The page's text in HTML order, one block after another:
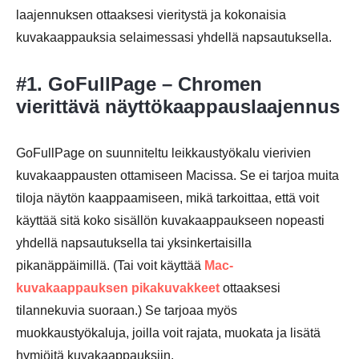
laajennuksen ottaaksesi vieritystä ja kokonaisia
kuvakaappauksia selaimessasi yhdellä napsautuksella.
#1. GoFullPage – Chromen
vierittävä näyttökaappauslaajennus
GoFullPage on suunniteltu leikkaustyökalu vierivien
kuvakaappausten ottamiseen Macissa. Se ei tarjoa muita
tiloja näytön kaappaamiseen, mikä tarkoittaa, että voit
käyttää sitä koko sisällön kuvakaappaukseen nopeasti
yhdellä napsautuksella tai yksinkertaisilla
pikanäppäimillä. (Tai voit käyttää Mac-
kuvakaappauksen pikakuvakkeet ottaaksesi
tilannekuvia suoraan.) Se tarjoaa myös
muokkaustyökaluja, joilla voit rajata, muokata ja lisätä
hymiöitä kuvakaappauksiin.